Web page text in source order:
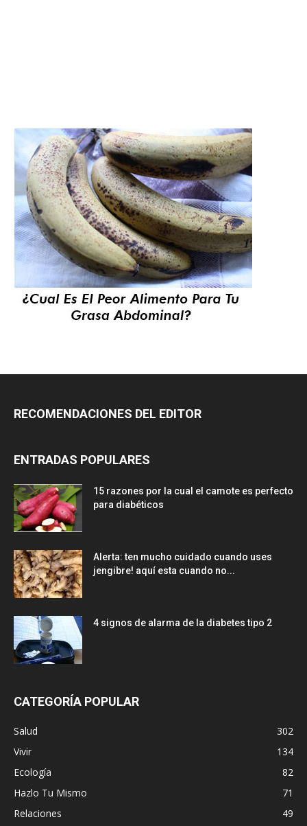
RECOMENDACIONES DEL EDITOR
ENTRADAS POPULARES
15 razones por la cual el camote es perfecto
para diabéticos
Alerta: ten mucho cuidado cuando uses
jengibre! aquí esta cuando no...
4 signos de alarma de la diabetes tipo 2
CATEGORÍA POPULAR
Salud
302
Vivir
134
Ecología
82
Hazlo Tu Mismo
71
Relaciones
49